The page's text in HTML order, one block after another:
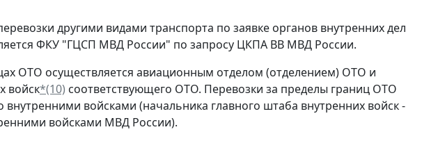
другими видами транспорта по заявке органов внутренних дел
ФКУ "ГЦСП МВД России" по запросу ЦКПА ВВ МВД России.
ОТО осуществляется авиационным отделом (отделением) ОТО и
войск*(10) соответствующего ОТО. Перевозки за пределы границ ОТО
войсками (начальника главного штаба внутренних войск -
войсками МВД России).